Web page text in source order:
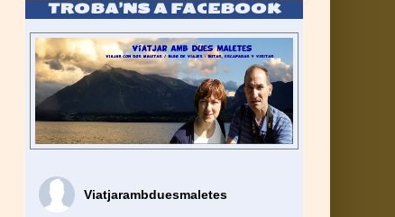
TROBA’NS A FACEBOOK
Viatjarambduesmaletes